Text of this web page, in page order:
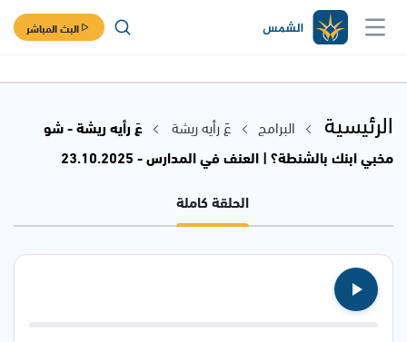
البث المباشر
الرئيسية البرامج عَ رأيه ريشة
عَ رأيه ريشة - شو
مخبي ابنك بالشنطة؟ | العنف في المدارس - 23.10.2025
الحلقة كاملة